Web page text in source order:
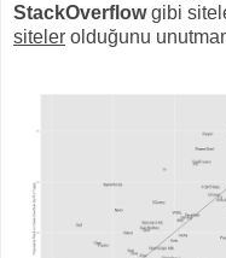
StackOverflowgibi
siteler olduğunu